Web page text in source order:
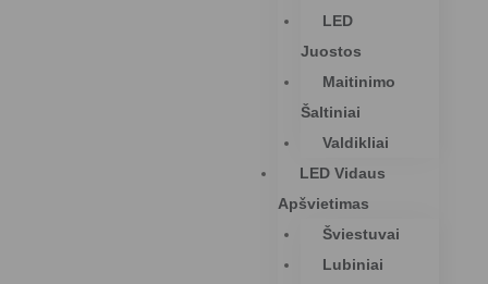
LED
Juostos
Maitinimo
Šaltiniai
Valdikliai
LED Vidaus
Apšvietimas
Šviestuvai
Lubiniai